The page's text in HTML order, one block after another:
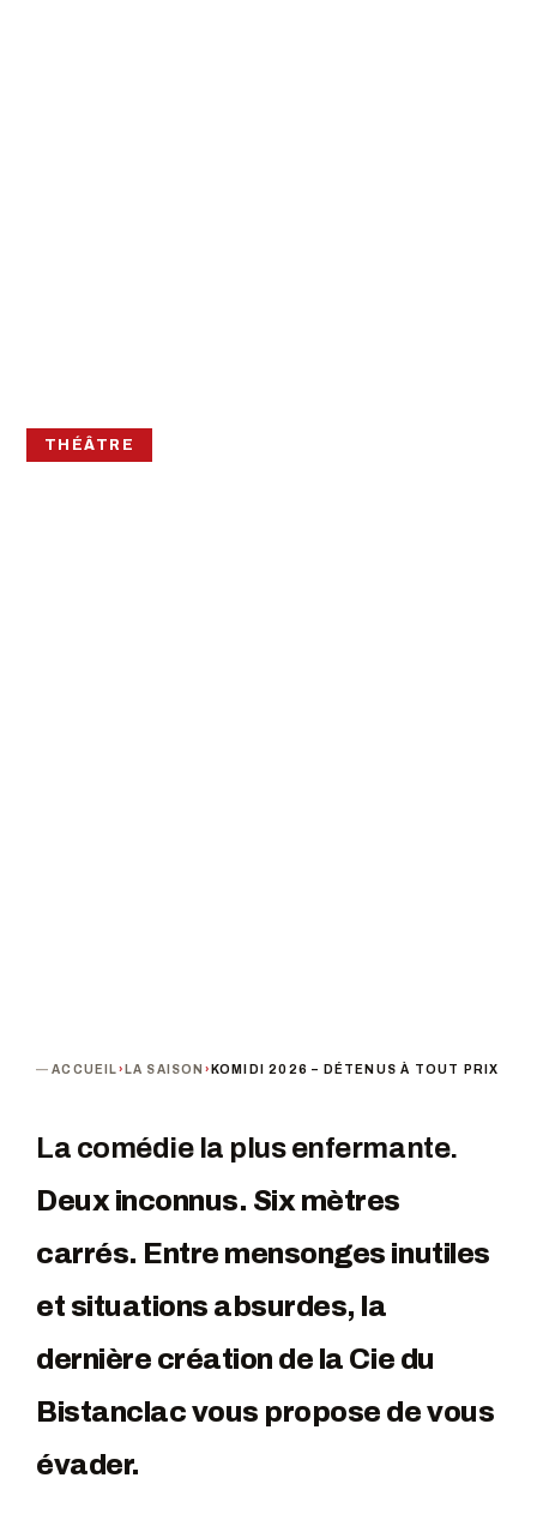
THÉÂTRE
ACCUEIL› LA SAISON › KOMIDI 2026 – DÉTENUS À TOUT PRIX
La comédie la plus enfermante.
Deux inconnus. Six mètres
carrés. Entre mensonges inutiles
et situations absurdes, la
dernière création de la Cie du
Bistanclac vous propose de vous
évader.